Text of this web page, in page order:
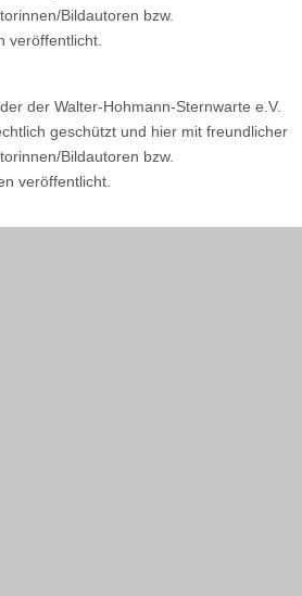
Bildautoren bzw.
veröffentlicht.
der Walter-Hohmann-Sternwarte e.V.
geschützt und hier mit freundlicher
Bildautoren bzw.
veröffentlicht.